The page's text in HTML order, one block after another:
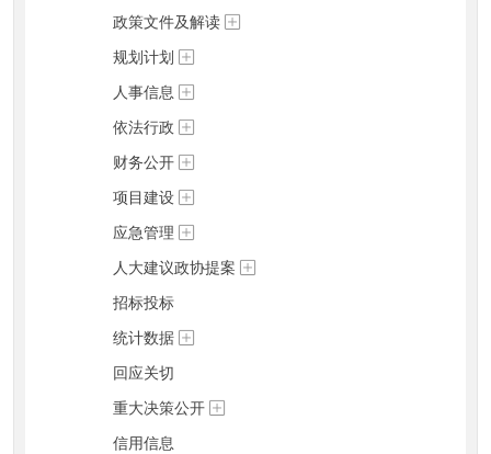
政策文件及解读
规划计划
人事信息
依法行政
财务公开
项目建设
应急管理
人大建议政协提案
招标投标
统计数据
回应关切
重大决策公开
信用信息